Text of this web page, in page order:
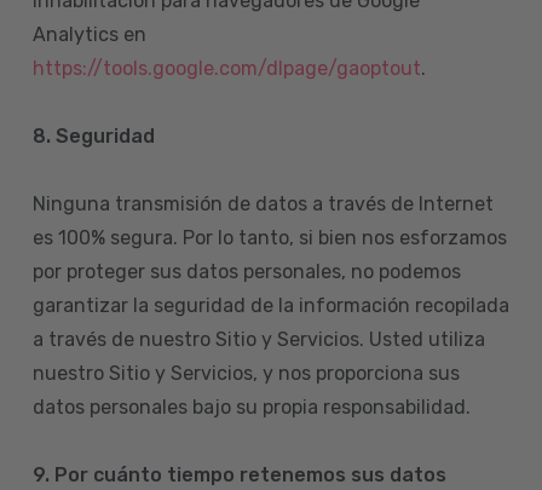
Analytics en
https://tools.google.com/dlpage/gaoptout.
8. Seguridad
Ninguna transmisión de datos a través de Internet
es 100% segura. Por lo tanto, si bien nos esforzamos
por proteger sus datos personales, no podemos
garantizar la seguridad de la información recopilada
a través de nuestro Sitio y Servicios. Usted utiliza
nuestro Sitio y Servicios, y nos proporciona sus
datos personales bajo su propia responsabilidad.
9. Por cuánto tiempo retenemos sus datos